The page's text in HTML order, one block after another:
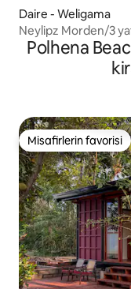
Daire - Weligama
Neylipz Morden/3
Polhena
Misafirlerin favorisi
Misafirlerin favorisi